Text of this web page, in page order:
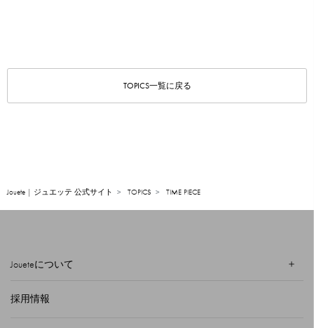
TOPICS一覧に戻る
Jouete | ジュエッテ 公式サイト TOPICS TIME PIECE
Joueteについて
採用情報